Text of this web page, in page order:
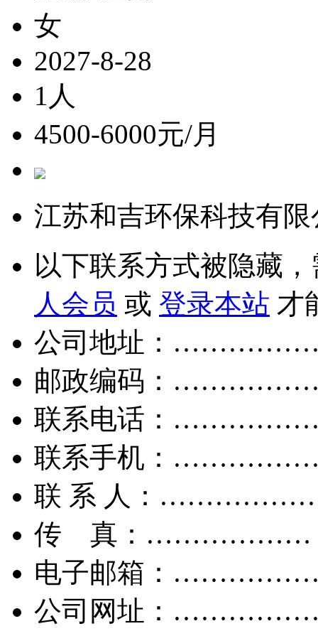
女
2027-8-28
1人
4500-6000元/月
江苏和吉环保科技有
以下联系方式被隐藏
人会员 或 登录本站 才
公司地址：
邮政编码：
联系电话：
联系手机：
联 系 人：
传 真：………………
电子邮箱：
公司网址：